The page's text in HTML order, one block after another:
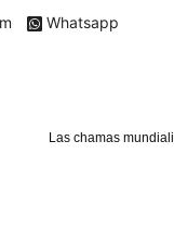
Whatsapp
Las chamas